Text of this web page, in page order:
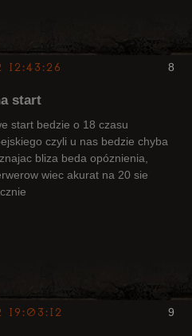
8
start
start bedzie o 18 czasu
czyli u nas bedzie chyba
bliza beda opóznienia,
wiec akurat na 20 sie
9